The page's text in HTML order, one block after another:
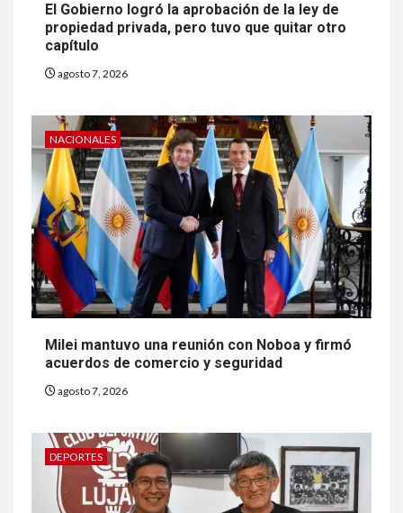
El Gobierno logró la aprobación de la ley de
propiedad privada, pero tuvo que quitar otro
capítulo
agosto 7, 2026
NACIONALES
Milei mantuvo una reunión con Noboa y firmó
acuerdos de comercio y seguridad
agosto 7, 2026
DEPORTES